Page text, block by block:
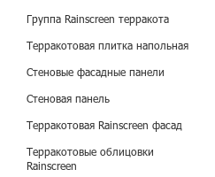
Группа Rainscreen терракота
Терракотовая плитка напольная
Стеновые фасадные панели
Стеновая панель
Терракотовая Rainscreen фасад
Терракотовые облицовки
Rainscreen